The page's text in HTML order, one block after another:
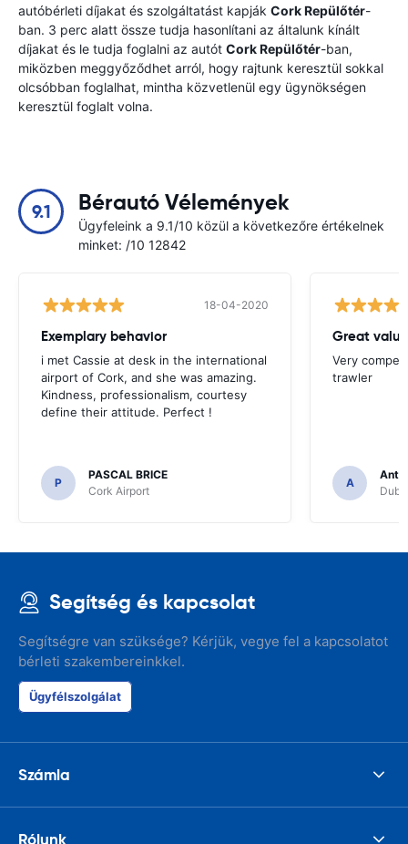
autóbérleti díjakat és szolgáltatást kapják Cork Repülőtér-
ban. 3 perc alatt össze tudja hasonlítani az általunk kínált
díjakat és le tudja foglalni az autót Cork Repülőtér-ban,
miközben meggyőződhet arról, hogy rajtunk keresztül sokkal
olcsóbban foglalhat, mintha közvetlenül egy ügynökségen
keresztül foglalt volna.
9.1 Bérautó Vélemények
Ügyfeleink a 9.1/10 közül a következőre értékelnek
minket: /10 12842
18-04-2020
Exemplary behavior
i met Cassie at desk in the international
airport of Cork, and she was amazing.
Kindness, professionalism, courtesy
define their attitude. Perfect !
P
PASCAL BRICE
Cork Airport
Great value
Very
trawler
A
Segítség és kapcsolat
Segítségre van szüksége? Kérjük, vegye fel a kapcsolatot
bérleti szakembereinkkel.
Ügyfélszolgálat
Számla
Rólunk